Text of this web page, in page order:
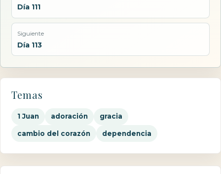
Día 111
Siguiente
Día 113
Temas
1 Juan adoración gracia
cambio del corazón dependencia